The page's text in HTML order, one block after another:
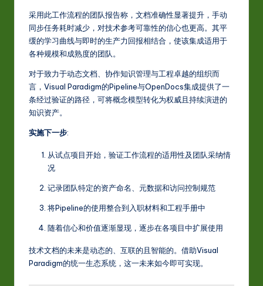
采用此工作流程的团队报告称，文档准确性显著提升，手动
同步任务耗时减少，对技术参考可靠性的信心也更高。其平
缓的学习曲线与即时的生产力回报相结合，使该集成适用于
各种规模和成熟度的团队。
对于致力于动态文档、协作知识管理与工程卓越的组织而
言，Visual Paradigm的Pipeline与OpenDocs集成提供了一
条经过验证的路径，可将概念模型转化为权威且持续演进的
知识资产。
实施下一步:
从试点项目开始，验证工作流程的适用性及团队采纳情
况
记录团队特定的资产命名、元数据和访问控制规范
将Pipeline的使用整合到入职材料和工程手册中
随着信心和价值逐渐显现，逐步在各项目中扩展使用
技术文档的未来是动态的、互联的且智能的。借助Visual
Paradigm的统一生态系统，这一未来如今即可实现。